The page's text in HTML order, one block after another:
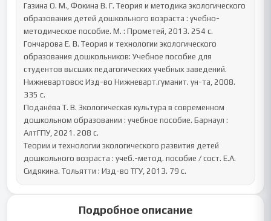
Газина О. М., Фокина В. Г. Теория и методика экологического
образования детей дошкольного возраста : учебно-
методическое пособие. М. : Прометей, 2013. 254 c.
Гончарова Е. В. Теория и технологии экологического
образования дошкольников: Учебное пособие для
студентов высших педагогических учебных заведений.
Нижневартовск: Изд-во Нижневарт.гуманит. ун-та, 2008.
335 с.
Поданёва Т. В. Экологическая культура в современном
дошкольном образовании : учебное пособие. Барнаул :
АлтГПУ, 2021. 208 с.
Теории и технологии экологического развития детей
дошкольного возраста : учеб.-метод. пособие / сост. Е.А.
Сидякина. Тольятти : Изд-во ТГУ, 2013. 79 с.
Подробное описание